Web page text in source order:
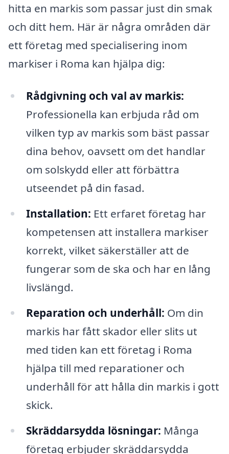
hitta en markis som passar just din smak
och ditt hem. Här är några områden där
ett företag med specialisering inom
markiser i Roma kan hjälpa dig:
Rådgivning och val av markis:
Professionella kan erbjuda råd om
vilken typ av markis som bäst passar
dina behov, oavsett om det handlar
om solskydd eller att förbättra
utseendet på din fasad.
Installation: Ett erfaret företag har
kompetensen att installera markiser
korrekt, vilket säkerställer att de
fungerar som de ska och har en lång
livslängd.
Reparation och underhåll: Om din
markis har fått skador eller slits ut
med tiden kan ett företag i Roma
hjälpa till med reparationer och
underhåll för att hålla din markis i gott
skick.
Skräddarsydda lösningar: Många
företag erbjuder skräddarsydda